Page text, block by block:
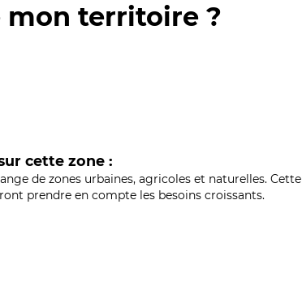
mon territoire ?
cette zone :
de zones urbaines, agricoles et naturelles. Cette
prendre en compte les besoins croissants.